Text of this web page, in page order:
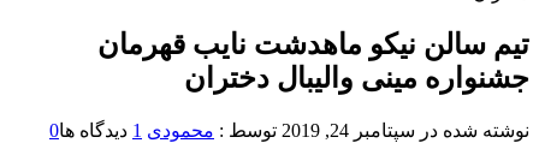
تیم سالن نیکو ماهدشت نایب قهرمان
جشنواره مینی والیبال دختران
نوشته شده در سپتامبر 24, 2019 توسط : محمودی 1 دیدگاه ها0